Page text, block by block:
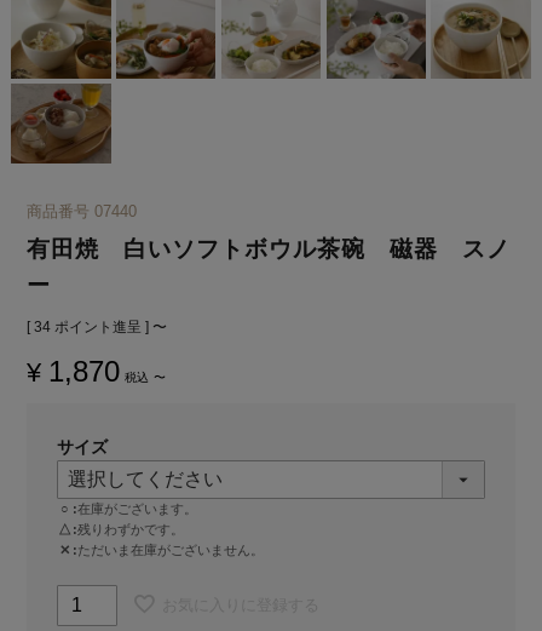
商品番号 07440
有田焼 白いソフトボウル茶碗 磁器 スノ
ー
[ 34 ポイント進呈 ] 〜
¥ 1,870 税込 〜
サイズ
○
在庫がございます。
△ 残りわずかです。
✕
ただいま在庫がございません。